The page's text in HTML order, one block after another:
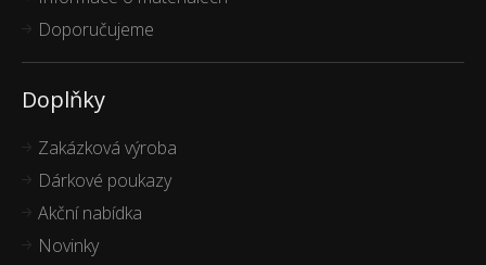
Doporučujeme
Doplňky
Zakázková výroba
Dárkové poukazy
Akční nabídka
Novinky